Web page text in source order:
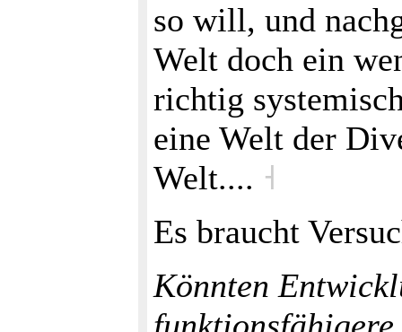
so will, und
Welt doch ein
richtig
eine Welt der
Welt.... ˧
Es braucht
Könnten